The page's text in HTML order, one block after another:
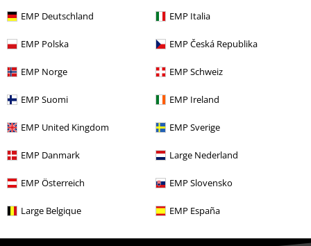
EMP Deutschland EMP Italia
EMP Polska EMP Česká Republika
EMP Norge EMP Schweiz
EMP Suomi EMP Ireland
EMP United Kingdom EMP Sverige
EMP Danmark Large Nederland
EMP Österreich EMP Slovensko
Large Belgique EMP España
Partnerprogram
Bæredygtighed
Community